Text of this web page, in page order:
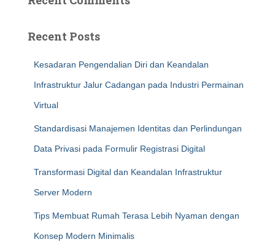
Recent Posts
Kesadaran Pengendalian Diri dan Keandalan
Infrastruktur Jalur Cadangan pada Industri Permainan
Virtual
Standardisasi Manajemen Identitas dan Perlindungan
Data Privasi pada Formulir Registrasi Digital
Transformasi Digital dan Keandalan Infrastruktur
Server Modern
Tips Membuat Rumah Terasa Lebih Nyaman dengan
Konsep Modern Minimalis